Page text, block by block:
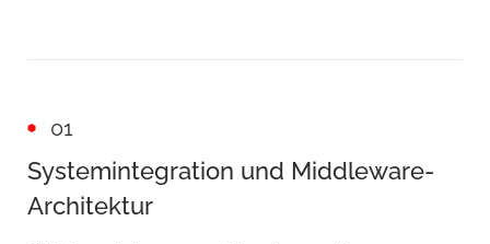
01
Systemintegration und Middleware-
Architektur